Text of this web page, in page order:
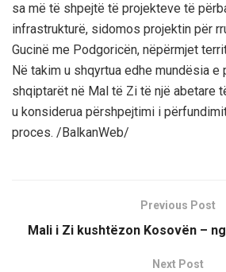
sa më të shpejtë të projekteve të
infrastrukturë, sidomos projektin për
Gucinë me Podgoricën, nëpërmjet
Në takim u shqyrtua edhe mundësia e
shqiptarët në Mal të Zi të një abetare
u konsiderua përshpejtimi i
proces. /BalkanWeb/
Previous Post
Mali i Zi kushtëzon Kosovën –
Next Post